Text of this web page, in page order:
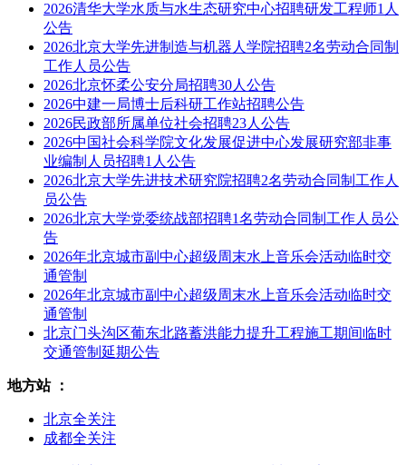
2026清华大学水质与水生态研究中心招聘研发工程师1人
公告
2026北京大学先进制造与机器人学院招聘2名劳动合同制
工作人员公告
2026北京怀柔公安分局招聘30人公告
2026中建一局博士后科研工作站招聘公告
2026民政部所属单位社会招聘23人公告
2026中国社会科学院文化发展促进中心发展研究部非事
业编制人员招聘1人公告
2026北京大学先进技术研究院招聘2名劳动合同制工作人
员公告
2026北京大学党委统战部招聘1名劳动合同制工作人员公
告
2026年北京城市副中心超级周末水上音乐会活动临时交
通管制
2026年北京城市副中心超级周末水上音乐会活动临时交
通管制
北京门头沟区葡东北路蓄洪能力提升工程施工期间临时
交通管制延期公告
地方站 ：
北京全关注
成都全关注